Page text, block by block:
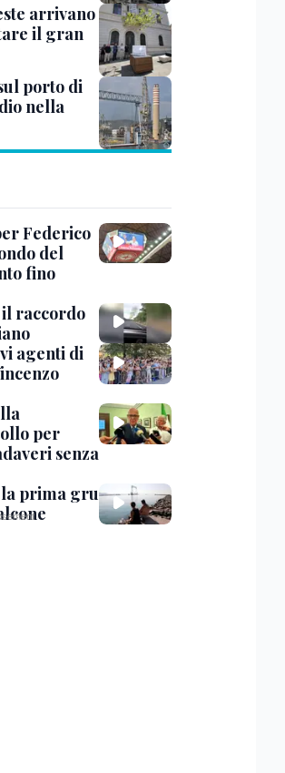
arrivano
il gran
porto di
nella
Federico
del
fino
raccordo
agenti di
per
senza
la prima gru